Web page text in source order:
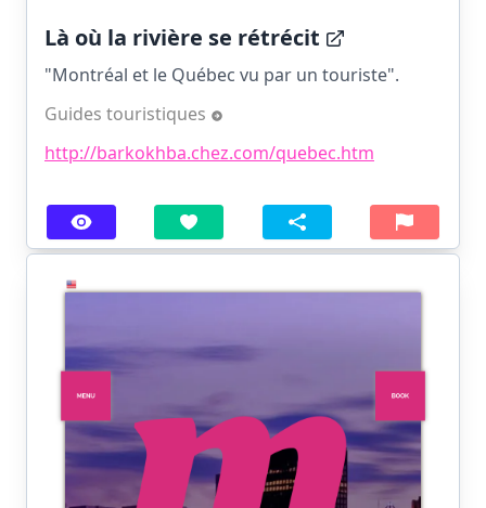
Là où la rivière se rétrécit
"Montréal et le Québec vu par un touriste".
Guides touristiques
http://barkokhba.chez.com/quebec.htm